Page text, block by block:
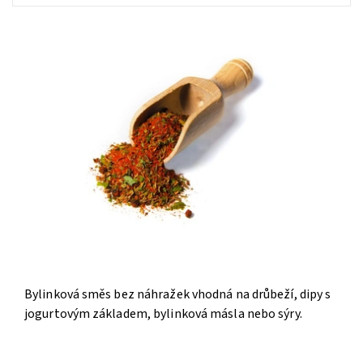
Bylinková směs bez náhražek vhodná na drůbeží, dipy s
jogurtovým základem, bylinková másla nebo sýry.